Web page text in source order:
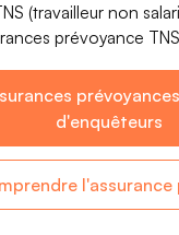
(travailleur non
prévoyance
d'enquêteurs
l'assurance